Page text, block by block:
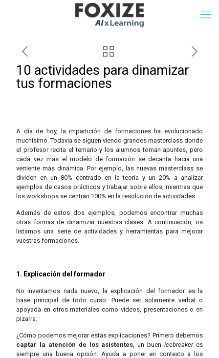
10 actividades para dinamizar
tus formaciones
A día de hoy, la impartición de formaciones ha evolucionado
muchísimo. Todavía se siguen viendo grandes masterclass donde
el profesor recita el temario y los alumnos toman apuntes, pero
cada vez más el modelo de formación se decanta hacia una
vertiente más dinámica. Por ejemplo, las nuevas masterclass se
dividen en un 80% centrado en la teoría y un 20% a analizar
ejemplos de casos prácticos y trabajar sobre ellos, mientras que
los workshops se centran 100% en la resolución de actividades.
Además de estos dos ejemplos, podemos encontrar muchas
otras formas de dinamizar nuestras clases. A continuación, os
listamos una serie de actividades y herramientas para mejorar
vuestras formaciones.
1. Explicación del formador
No inventamos nada nuevo, la explicación del formador es la
base principal de todo curso. Puede ser solamente verbal o
apoyada en otros materiales como vídeos, presentaciones o en
pizarra.
¿Cómo podemos mejorar estas explicaciones? Primero debemos
captar la atención de los asistentes, un buenicebreakeres
siempre una buena opción. Ayuda a poner en contexto a los